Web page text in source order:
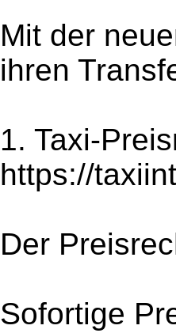
Mit der
ihren
1. Taxi-
https://
Der
Sofortige